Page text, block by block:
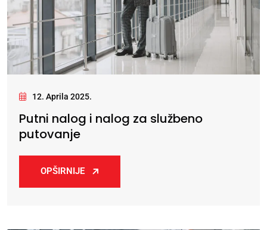
12. Aprila 2025.
Putni nalog i nalog za službeno
putovanje
OPŠIRNIJE